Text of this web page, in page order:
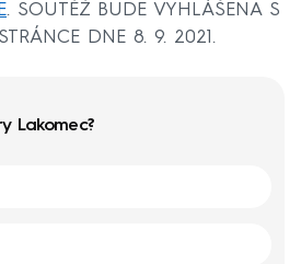
. SOUTĚŽ BUDE VYHLÁŠENA S
DNE 8. 9. 2021.
Lakomec?